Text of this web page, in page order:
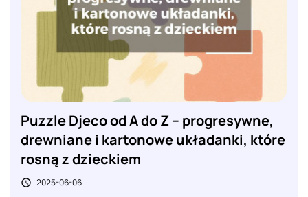
Puzzle Djeco od A do Z – progresywne,
drewniane i kartonowe układanki, które
rosną z dzieckiem
 2025-06-06